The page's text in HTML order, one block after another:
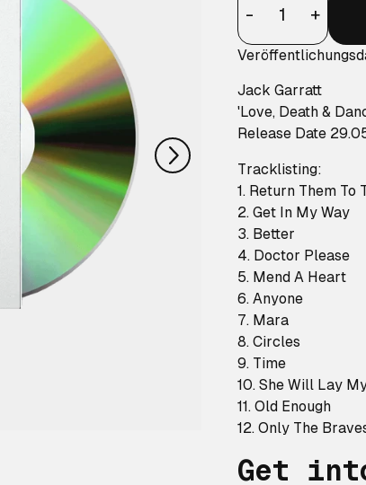
nächstes
-
+
Jack Garratt
'Love, Death &
Release Date
Tracklisting:
1. Return Them To
2. Get In My Way
3. Better
4. Doctor Please
5. Mend A Heart
6. Anyone
7. Mara
8. Circles
9. Time
10. She Will Lay
11. Old Enough
12. Only The
Get